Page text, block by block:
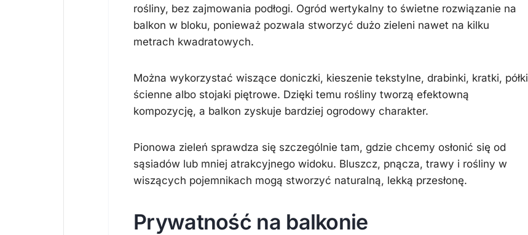
rośliny, bez zajmowania podłogi. Ogród wertykalny to świetne rozwiązanie na
balkon w bloku, ponieważ pozwala stworzyć dużo zieleni nawet na kilku
metrach kwadratowych.
Można wykorzystać wiszące doniczki, kieszenie tekstylne, drabinki, kratki, półki
ścienne albo stojaki piętrowe. Dzięki temu rośliny tworzą efektowną
kompozycję, a balkon zyskuje bardziej ogrodowy charakter.
Pionowa zieleń sprawdza się szczególnie tam, gdzie chcemy osłonić się od
sąsiadów lub mniej atrakcyjnego widoku. Bluszcz, pnącza, trawy i rośliny w
wiszących pojemnikach mogą stworzyć naturalną, lekką przesłonę.
Prywatność na balkonie